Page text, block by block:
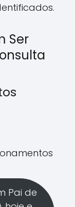
Ser
Pai de